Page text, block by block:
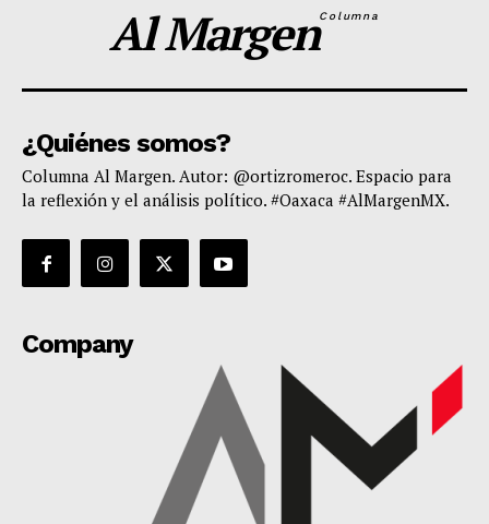
Al MargenColumna
¿Quiénes somos?
Columna Al Margen. Autor: @ortizromeroc. Espacio para
la reflexión y el análisis político. #Oaxaca #AlMargenMX.
Company